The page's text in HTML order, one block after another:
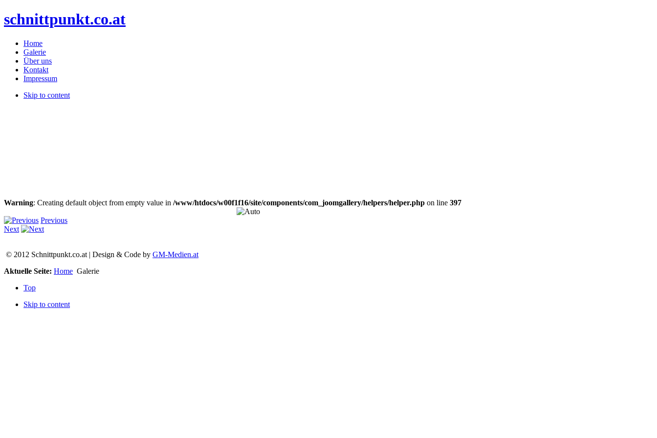
schnittpunkt.co.at
Home
Galerie
Über uns
Kontakt
Impressum
Skip to content
Warning: Creating default object from empty value in /www/htdocs/w00f1f16/site/components/com_joomgallery/helpers/helper.php on line 397
Previous
Next
© 2012 Schnittpunkt.co.at | Design & Code by GM-Medien.at
Aktuelle Seite: Home Galerie
Top
Skip to content